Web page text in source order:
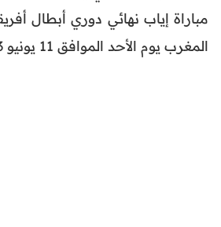
مباراة إياب نهائي دوري أبطال
المغرب يوم الأحد الموافق 11 يونيو 2023